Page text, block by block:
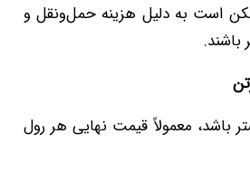
است به دلیل هزینه حمل‌ونقل و
باشند.
باشد، معمولاً قیمت نهایی هر رول